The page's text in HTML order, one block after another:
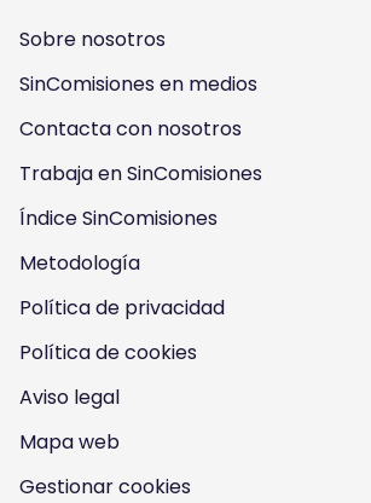
l
o
w
u
s
o
n
n
s
o
w
u
s
o
n
Y
o
u
o
w
u
s
o
n
F
a
c
o
w
u
s
n
i
Sobre nosotros
SinComisiones en medios
Contacta con nosotros
Trabaja en SinComisiones
Índice SinComisiones
Metodología
Política de privacidad
Política de cookies
Aviso legal
Mapa web
Gestionar cookies